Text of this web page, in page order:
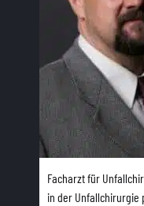
Facharzt für
in der Unfallchirurgie